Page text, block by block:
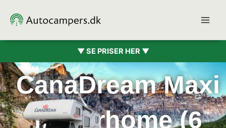
▼ SE PRISER HER ▼
CanaDream Maxi
Motorhome (6